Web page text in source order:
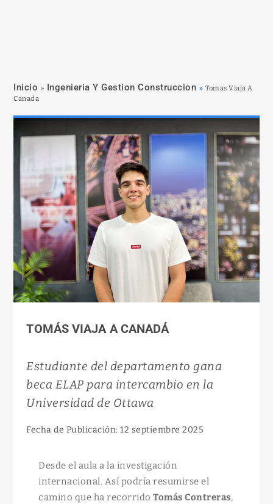
Inicio » Ingenieria Y Gestion Construccion » Tomas Viaja A
Canada
TOMÁS VIAJA A CANADÁ
Estudiante del departamento gana
beca ELAP para intercambio en la
Universidad de Ottawa
Fecha de Publicación: 12 septiembre 2025
Desde el aula a la investigación
internacional. Así podría resumirse el
camino que ha recorridoTomás Contreras,